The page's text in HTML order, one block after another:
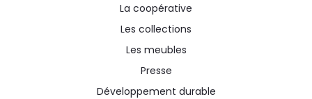
La coopérative
Les collections
Les meubles
Presse
Développement durable